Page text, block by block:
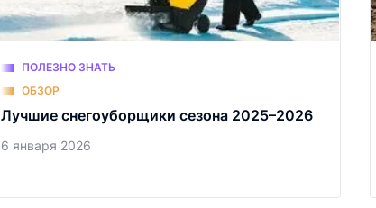
ПОЛЕЗНО ЗНАТЬ
ОБЗОР
Лучшие снегоуборщики сезона 2025–2026
6 января 2026